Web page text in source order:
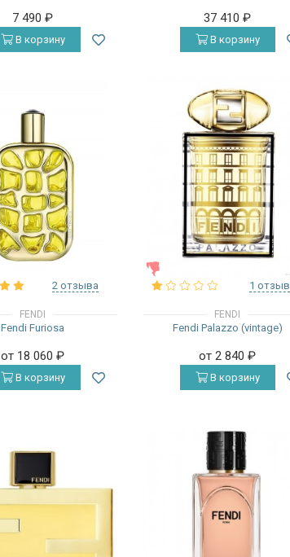
7 490₽
В корзину
37 410₽
В корзину
2 отзыва
FENDI
Fendi Furiosa
от 18 060₽
В корзину
1 отзыв
FENDI
Fendi Palazzo (vintage)
от 2 840₽
В корзину